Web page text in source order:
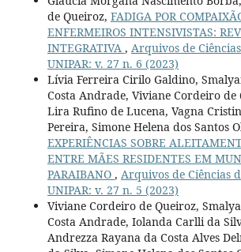
de Queiroz, FADIGA POR
ENFERMEIROS INTENSIVISTAS:
INTEGRATIVA , Arquivos de
UNIPAR: v. 27 n. 6 (2023)
Lívia Ferreira Cirilo Galdino,
Costa Andrade, Viviane Cordeiro
Lira Rufino de Lucena, Vagna
Pereira, Simone Helena dos Santos
EXPERIÊNCIAS SOBRE
ENTRE MÃES RESIDENTES EM
PARAIBANO , Arquivos de Ciências
UNIPAR: v. 27 n. 5 (2023)
Viviane Cordeiro de Queiroz,
Costa Andrade, Iolanda Carlli da
Andrezza Rayana da Costa Alves